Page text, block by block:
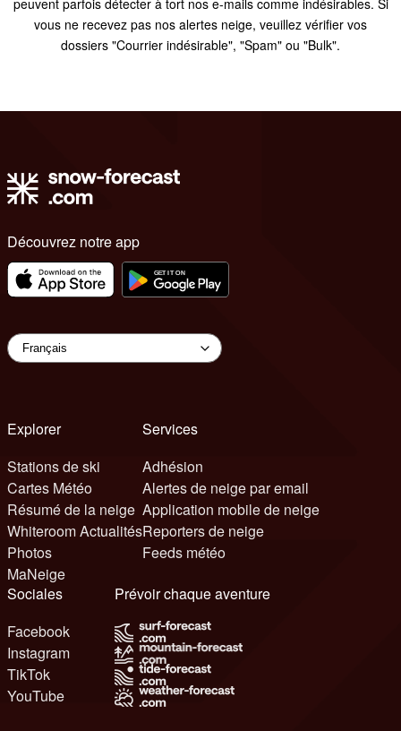
vous ne recevez pas nos alertes neige, veuillez vérifier vos
dossiers "Courrier indésirable", "Spam" ou "Bulk".
Découvrez notre app
Explorer
Stations de ski
Cartes Météo
Résumé de la neige
Whiteroom Actualités
Photos
MaNeige
Services
Adhésion
Alertes de neige par email
Application mobile de neige
Reporters de neige
Feeds météo
Sociales
Facebook
Instagram
TikTok
YouTube
Prévoir chaque aventure